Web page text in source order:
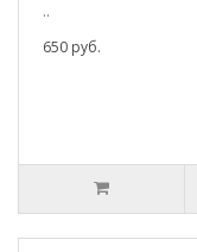
..
650 руб.